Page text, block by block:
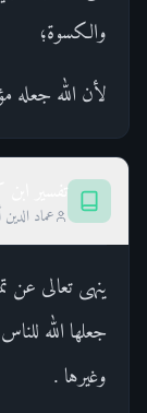
والكسوة؛
لأن الله جعله
عماد
ينهى تعالى عن
جعلها الله
وغيرها .